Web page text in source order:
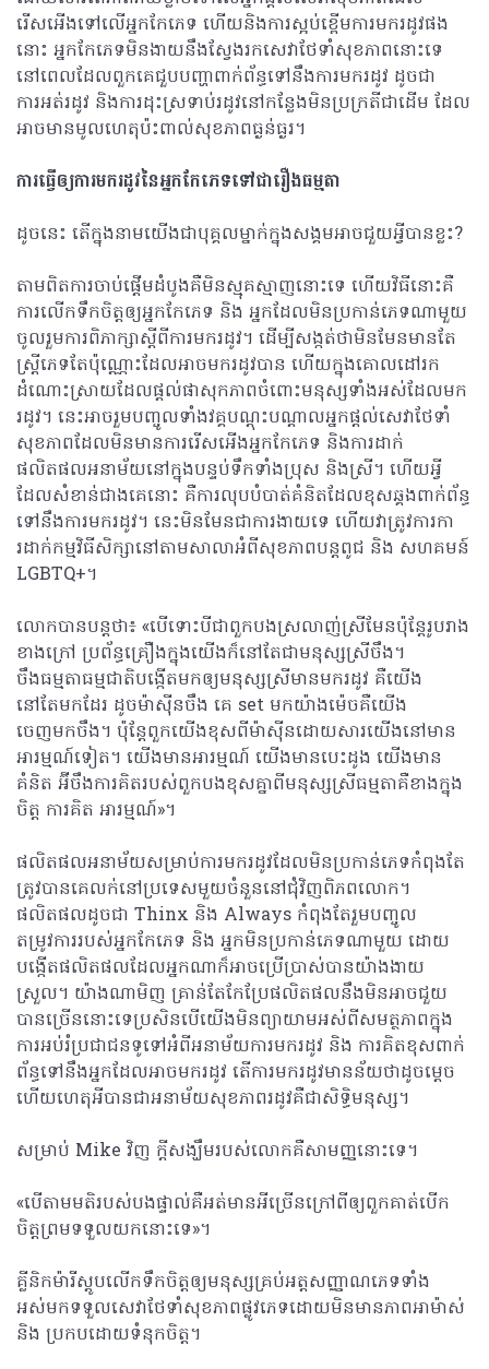
រើសអើងទៅលើអ្នកកែភេទ ហើយនិង​ការស្អប់ខ្ពើមការមករដូវផង
នោះ អ្នកកែភេទមិនងាយនឹងស្វែងរកសេវាថែទាំសុខភាពនោះទេ​
នៅពេលដែលពួកគេជួបបញ្ហាពាក់ព័ន្ធទៅនឹងការមករដូវ ដូចជា
ការអត់រដូវ និង​ការដុះស្រទាប់រដូវនៅកន្លែងមិនប្រក្រតីជាដើម ដែល
អាចមានមូលហេតុប៉ះពាល់សុខភាពធ្ងន់ធ្ងរ។
ការធ្វើឲ្យការមករដូវនៃអ្នកកែភេទទៅជារឿងធម្មតា
ដូចនេះ តើក្នុងនាមយើងជាបុគ្គលម្នាក់ក្នុងសង្គមអាចជួយអ្វីបានខ្លះ?
តាមពិតការចាប់ផ្តើមដំបូងគឺមិនស្មុគស្មាញនោះទេ​ ហើយវិធីនោះគឺ
ការលើកទឹកចិត្តឲ្យអ្នកកែភេទ និង អ្នកដែលមិនប្រកាន់ភេទណាមួយ
ចូលរួមការពិភាក្សាស្តីពីការមករដូវ។ ដើម្បីសង្កត់ថាមិនមែនមានតែ
ស្ត្រីភេទតែប៉ុណ្ណោះដែលអាចមករដូវបាន ហើយក្នុងគោលដៅរក
ដំណោះស្រាយដែលផ្តល់ផាសុកភាពចំពោះមនុស្សទាំងអស់ដែលមក
រដូវ។ នេះអាចរួមបញ្ចូលទាំងវគ្គបណ្តុះបណ្តាលអ្នកផ្តល់សេវាថែទាំ
សុខភាពដែលមិនមានការរើសអើងអ្នកកែភេទ និងការដាក់
ផលិតផលអនាម័យនៅក្នុងបន្ទប់ទឹកទាំងប្រុស និងស្រី។ ហើយអ្វី
ដែលសំខាន់ជាងគេនោះ គឺការលុបបំបាត់គំនិតដែលខុសឆ្គងពាក់ព័ន្ធ
ទៅនឹងការមករដូវ។ នេះមិនមែនជាការងាយទេ ហើយវាត្រូវការកា
រដាក់កម្មវិធីសិក្សានៅតាមសាលាអំពីសុខភាពបន្តពូជ និង សហគមន៍
LGBTQ+។
លោកបានបន្តថា៖ «បើទោះបីជាពួកបងស្រលាញ់ស្រីមែនប៉ុន្តែរូបរាង
ខាងក្រៅ ប្រព័ន្ធគ្រឿងក្នុងយើងក៏នៅតែជាមនុស្សស្រីចឹង។​
ចឹងធម្មតាធម្មជាតិបង្កើតមកឲ្យមនុស្សស្រីមានមករដូវ គឺយើង
នៅតែមកដែរ ដូចម៉ាស៊ីនចឹង គេ set មកយ៉ាងម៉េចគឺយើង
ចេញមកចឹង។ ប៉ុន្តែពួកយើងខុសពីម៉ាស៊ីនដោយសារយើងនៅមាន
អារម្មណ៍ទៀត។ យើងមានអារម្មណ៍ យើងមានបេះដូង យើងមាន
គំនិត អ៊ីចឹងការគិតរបស់ពួកបងខុសគ្នាពីមនុស្សស្រីធម្មតាគឺខាងក្នុង
ចិត្ត ការគិត អារម្មណ៍»។
ផលិតផលអនាម័យសម្រាប់ការមករដូវដែលមិនប្រកាន់ភេទកំពុងតែ
ត្រូវបានគេលក់នៅប្រទេសមួយចំនួននៅជុំវិញពិភពលោក។
ផលិតផលដូចជា Thinx និង Always កំពុងតែរួមបញ្ចូល
តម្រូវការរបស់អ្នកកែភេទ​ និង អ្នកមិនប្រកាន់ភេទណាមួយ ដោយ
បង្កើតផលិតផលដែលអ្នកណាក៏អាចប្រើប្រាស់បានយ៉ាងងាយ
ស្រួល។ យ៉ាងណាមិញ គ្រាន់តែកែប្រែផលិតផលនឹងមិនអាចជួយ
បានច្រើននោះទេប្រសិនបើយើងមិនព្យាយាមអស់ពីសមត្ថភាពក្នុង
ការអប់រំប្រជាជនទូទៅអំពីអនាម័យការមករដូវ និង ការគិតខុសពាក់
ព័ន្ធទៅនឹងអ្នកដែលអាចមករដូវ តើការមករដូវមានន័យថាដូចម្តេច
ហើយហេតុអីបានជាអនាម័យសុខភាពរដូវគឺជាសិទ្ធិមនុស្ស។
សម្រាប់ Mike វិញ ក្តីសង្ឃឹមរបស់លោកគឺសាមញ្ញនោះទេ។
«បើតាមមតិរបស់បងផ្ទាល់គឺអត់មានអីច្រើនក្រៅពីឲ្យពួកគាត់បើក
ចិត្តព្រមទទួលយកនោះទេ»។
គ្លីនិកម៉ារីស្តូបលើកទឹកចិត្តឲ្យមនុស្សគ្រប់អត្តសញ្ញាណភេទទាំង
អស់មកទទួលសេវាថែទាំសុខភាពផ្លូវភេទដោយមិនមានភាពអាម៉ាស់
និង ប្រកបដោយទំនុកចិត្ត។